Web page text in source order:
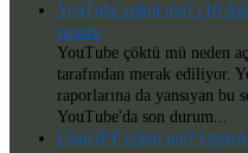
YouTube çöktü mü? (10
raporu
YouTube çöktü mü neden
tarafından merak ediliyor.
raporlarına da yansıyan
YouTube'da son durum...
ChatGPT çöktü mü?